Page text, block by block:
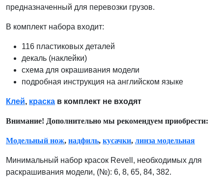
предназначенный для перевозки грузов.
В комплект набора входит:
116 пластиковых деталей
декаль (наклейки)
схема для окрашивания модели
подробная инструкция на английском языке
Клей, краска в комплект не входят
Внимание! Дополнительно мы рекомендуем приобрести:
Модельный нож, надфиль, кусачки, линза модельная
Минимальный набор красок Revell, необходимых для
раскрашивания модели, (№): 6, 8, 65, 84, 382.